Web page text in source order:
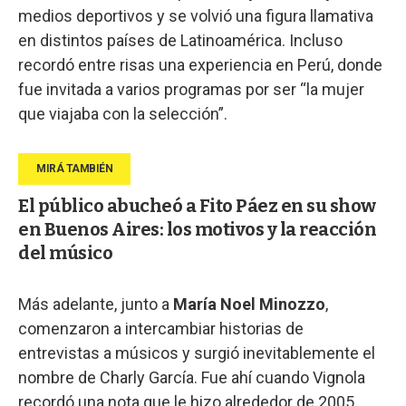
medios deportivos y se volvió una figura llamativa
en distintos países de Latinoamérica. Incluso
recordó entre risas una experiencia en Perú, donde
fue invitada a varios programas por ser “la mujer
que viajaba con la selección”.
El público abucheó a Fito Páez en su show
en Buenos Aires: los motivos y la reacción
del músico
Más adelante, junto a María Noel Minozzo,
comenzaron a intercambiar historias de
entrevistas a músicos y surgió inevitablemente el
nombre de Charly García. Fue ahí cuando Vignola
recordó una nota que le hizo alrededor de 2005,